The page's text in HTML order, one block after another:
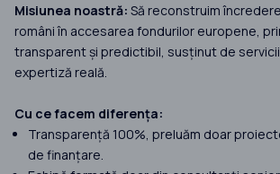
Misiunea noastră: Să reconstruim
români în accesarea fondurilor europene,
transparent și predictibil, susținut de servicii
expertiză reală.
Cu ce facem diferența:
Transparență 100%, preluăm doar
de finanțare.